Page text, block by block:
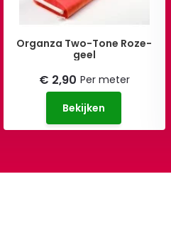
Organza Two-Tone Roze-
geel
€ 2,90 Per meter
Bekijken